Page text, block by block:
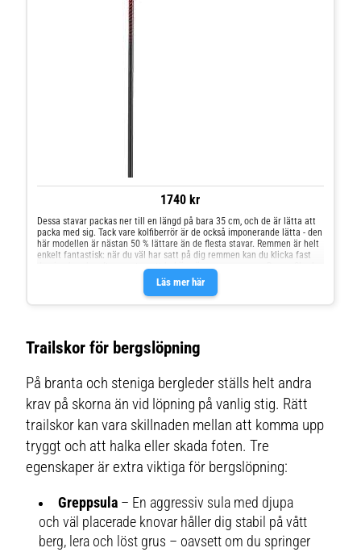
1740 kr
Läs mer här
Dessa stavar packas ner till en längd på bara 35 cm, och de är lätta att
packa med sig. Tack vare kolfiberrör är de också imponerande lätta - den
här modellen är nästan 50 % lättare än de flesta stavar. Remmen är helt
enkelt fantastisk: när du väl har satt på dig remmen kan du klicka fast
den i och ur handtagen utan att behöva öppna remmarna. Denna Shark-
struktur utvecklades ursprungligen för skidstavar, men fungerar även
med ergonomiska terrängstavar. - Shark ramrem i nät - Korkhandtag -
Superlätta terränglöpningskorgar - Vikt: 139 g/st - Supertåliga spetsar
Trailskor för bergslöpning
På branta och steniga bergleder ställs helt andra
krav på skorna än vid löpning på vanlig stig. Rätt
trailskor kan vara skillnaden mellan att komma upp
tryggt och att halka eller skada foten. Tre
egenskaper är extra viktiga för bergslöpning:
Greppsula – En aggressiv sula med djupa
och väl placerade knovar håller dig stabil på vått
berg, lera och löst grus – oavsett om du springer